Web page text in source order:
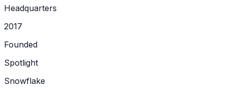
Headquarters
2017
Founded
Spotlight
Snowflake